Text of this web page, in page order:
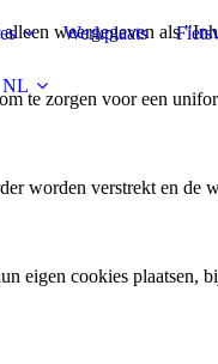
Werkplaats
NL
weergegeven als
te zorgen voor een
worden verstrekt en de
eigen cookies plaatsen,